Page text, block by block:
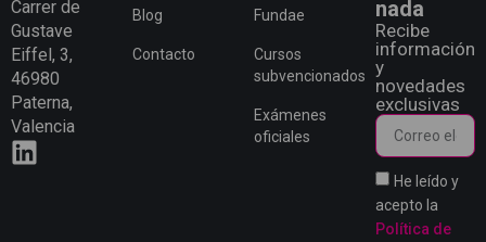
Carrer de
Gustave
Eiffel, 3,
46980
Paterna,
Valencia
Blog
Contacto
Fundae
Cursos
subvencionados
Exámenes
oficiales
nada
Recibe
información
y
novedades
exclusivas
He leído y
acepto la
Política de